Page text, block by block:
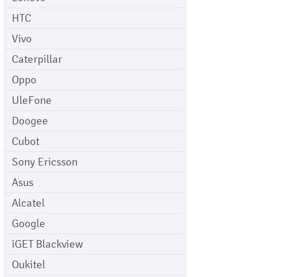
HTC
Vivo
Caterpillar
Oppo
UleFone
Doogee
Cubot
Sony Ericsson
Asus
Alcatel
Google
iGET Blackview
Oukitel